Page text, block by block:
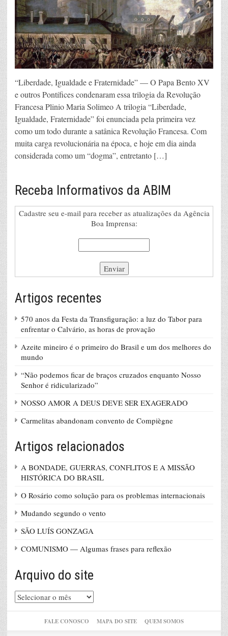
“Liberdade, Igualdade e Fraternidade” — O Papa Bento XV
e outros Pontífices condenaram essa trilogia da Revolução
Francesa Plinio Maria Solimeo A trilogia “Liberdade,
Igualdade, Fraternidade” foi enunciada pela primeira vez
como um todo durante a satânica Revolução Francesa. Com
muita carga revolucionária na época, e hoje em dia ainda
considerada como um “dogma”, entretanto […]
Receba Informativos da ABIM
Cadastre seu e-mail para receber as atualizações da Agência
Boa Imprensa:
Artigos recentes
570 anos da Festa da Transfiguração: a luz do Tabor para
enfrentar o Calvário, as horas de provação
Azeite mineiro é o primeiro do Brasil e um dos melhores do
mundo
“Não podemos ficar de braços cruzados enquanto Nosso
Senhor é ridicularizado”
NOSSO AMOR A DEUS DEVE SER EXAGERADO
Carmelitas abandonam convento de Compiègne
Artigos relacionados
A BONDADE, GUERRAS, CONFLITOS E A MISSÃO
HISTÓRICA DO BRASIL
O Rosário como solução para os problemas internacionais
Mudando segundo o vento
SÃO LUÍS GONZAGA
COMUNISMO — Algumas frases para reflexão
Arquivo do site
Arquivo
do
FALE CONOSCO MAPA DO SITE QUEM SOMOS